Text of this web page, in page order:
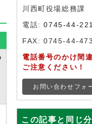
川西町役場総務課
電話:0745-44-
FAX: 0745-44-
電話番号のかけ間
ご注意ください！
お問い合わせフォ
この記事と同じ